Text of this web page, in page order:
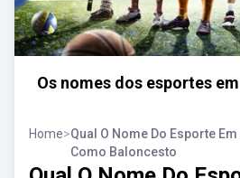
Os nomes dos esportes
Home>Qual O Nome Do Esporte
Como Baloncesto